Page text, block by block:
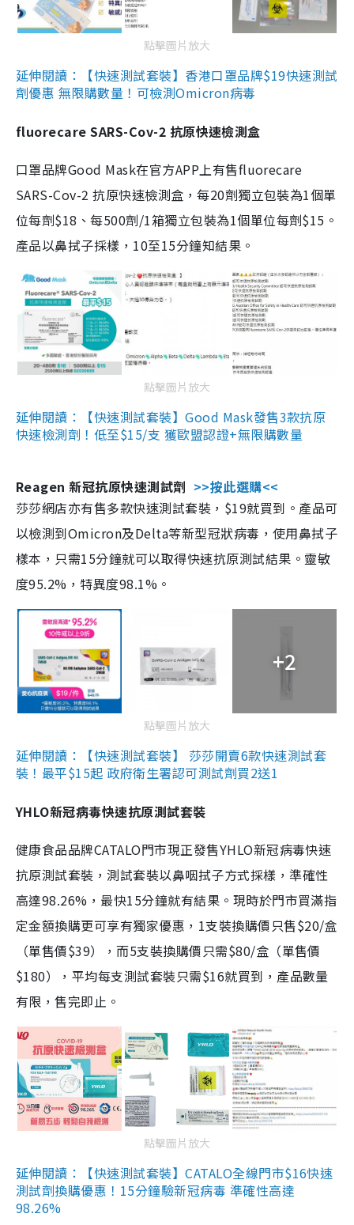
點擊圖片放大
延伸閱讀：【快速測試套裝】香港口罩品牌$19快速測試
劑優惠 無限購數量！可檢測Omicron病毒
fluorecare SARS-Cov-2 抗原快速檢測盒
口罩品牌Good Mask在官方APP上有售fluorecare
SARS-Cov-2 抗原快速檢測盒，每20劑獨立包裝為1個單
位每劑$18、每500劑/1箱獨立包裝為1個單位每劑$15。
產品以鼻拭子採樣，10至15分鐘知結果。
點擊圖片放大
延伸閱讀：【快速測試套裝】Good Mask發售3款抗原
快速檢測劑！低至$15/支 獲歐盟認證+無限購數量
Reagen 新冠抗原快速測試劑 >>按此選購<<
莎莎網店亦有售多款快速測試套裝，$19就買到。產品可
以檢測到Omicron及Delta等新型冠狀病毒，使用鼻拭子
樣本，只需15分鐘就可以取得快速抗原測試結果。靈敏
度95.2%，特異度98.1%。
+2
點擊圖片放大
延伸閱讀：【快速測試套裝】 莎莎開賣6款快速測試套
裝！最平$15起 政府衛生署認可測試劑買2送1
YHLO新冠病毒快速抗原測試套裝
健康食品品牌CATALO門市現正發售YHLO新冠病毒快速
抗原測試套裝，測試套裝以鼻咽拭子方式採樣，準確性
高達98.26%，最快15分鐘就有結果。現時於門市買滿指
定金額換購更可享有獨家優惠，1支裝換購價只售$20/盒
（單售價$39），而5支裝換購價只需$80/盒（單售價
$180），平均每支測試套裝只需$16就買到，產品數量
有限，售完即止。
點擊圖片放大
延伸閱讀：【快速測試套裝】CATALO全線門市$16快速
測試劑換購優惠！15分鐘驗新冠病毒 準確性高達
98.26%